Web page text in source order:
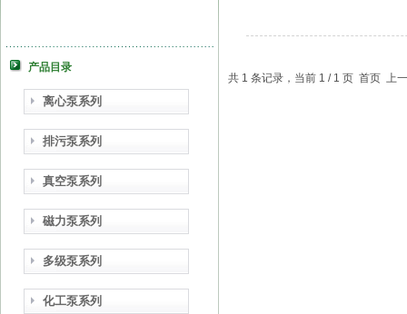
产品目录
离心泵系列
排污泵系列
真空泵系列
磁力泵系列
多级泵系列
化工泵系列
共 1 条记录，当前 1 / 1 页 首页 上